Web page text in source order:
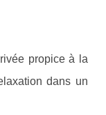
propice à la
dans un